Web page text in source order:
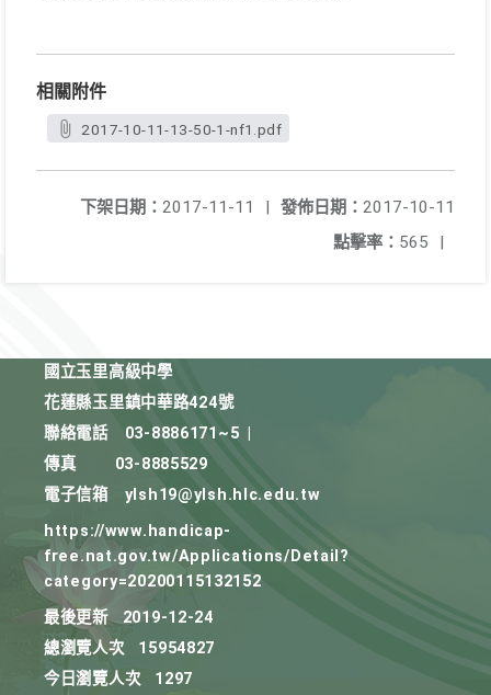
相關附件
2017-10-11-13-50-1-nf1.pdf
發佈日期： 2017-10-11
下架日期： 2017-11-11
|
點擊率： 565 |
國立玉里高級中學
花蓮縣玉里鎮中華路424號
聯絡電話
03-8886171~5
傳真
03-8885529
電子信箱
ylsh19@ylsh.hlc.edu.tw
https://www.handicap-
free.nat.gov.tw/Applications/Detail?
category=20200115132152
最後更新
2019-12-24
總瀏覽人次
15954827
今日瀏覽人次
1297